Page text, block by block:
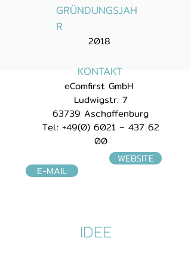
WEBSITE
IDEE
GRÜNDUNGSJAH
R
2018
KONTAKT
eComfirst GmbH
Ludwigstr. 7
63739 Aschaffenburg
Tel.: +49(0) 6021– 437 62
00
E-MAIL